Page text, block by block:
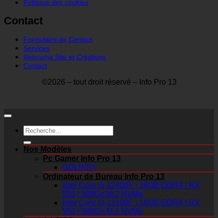
Politique des cookies
Contact
Formulaire de Contact
Services
Retouche Site et Créations
Contact
©2026 – tout droit réservé – Info Pro 13
Recherche
pour :
Nos Modèles
Pc Gamer Info Pro 13
GOLIATH
Ordinateur de Bureau Info Pro 13
Intel Core i5-12400F | 16GB DDR4 | RX
550 | 500Go M.2 NVMe
Intel Core I3-12100F | 16GB DDR4 | RX
550 | 500Go M.2 NVMe